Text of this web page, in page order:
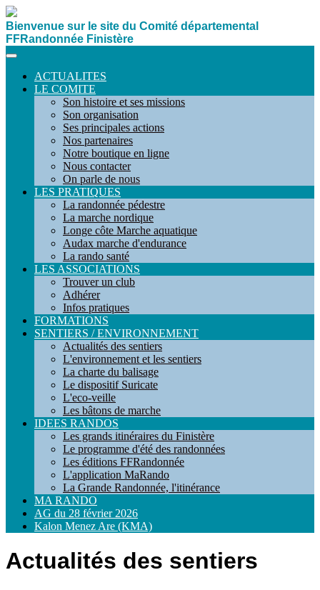
Bienvenue sur le site du Comité départemental
FFRandonnée Finistère
ACTUALITES
LE COMITE
Son histoire et ses missions
Son organisation
Ses principales actions
Nos partenaires
Notre boutique en ligne
Nous contacter
On parle de nous
LES PRATIQUES
La randonnée pédestre
La marche nordique
Longe côte Marche aquatique
Audax marche d'endurance
La rando santé
LES ASSOCIATIONS
Trouver un club
Adhérer
Infos pratiques
FORMATIONS
SENTIERS / ENVIRONNEMENT
Actualités des sentiers
L'environnement et les sentiers
La charte du balisage
Le dispositif Suricate
L'eco-veille
Les bâtons de marche
IDEES RANDOS
Les grands itinéraires du Finistère
Le programme d'été des randonnées
Les éditions FFRandonnée
L'application MaRando
La Grande Randonnée, l'itinérance
MA RANDO
AG du 28 février 2026
Kalon Menez Are (KMA)
Actualités des sentiers